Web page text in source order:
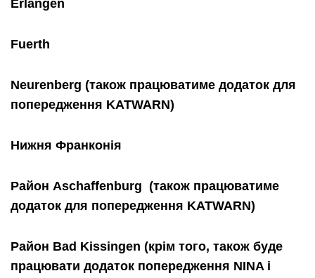
Erlangen
Fuerth
Neurenberg (також працюватиме додаток для
попередження KATWARN)
Нижня Франконія
Район Aschaffenburg (також працюватиме
додаток для попередження KATWARN)
Район Bad Kissingen (крім того, також буде
працювати додаток попередження NINA і